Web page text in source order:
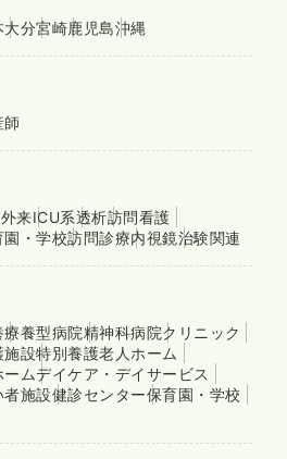
大分宮崎鹿児島沖縄
師
来ICU系透析訪問看護
園・学校訪問診療内視鏡治験関連
療養型病院精神科病院クリニック
施設特別養護老人ホーム
ームデイケア・デイサービス
者施設健診センター保育園・学校